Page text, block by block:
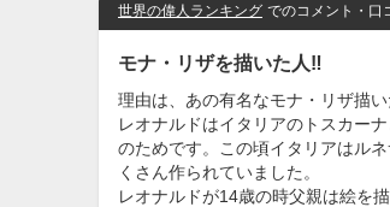
世界の偉人ランキング でのコメント・口
モナ・リザを描いた人‼️
理由は、あの有名なモナ・リザ描い
レオナルドはイタリアのトスカー
のためです。この頃イタリアはル
くさん作られていました。
レオナルドが14歳の時父親は絵を